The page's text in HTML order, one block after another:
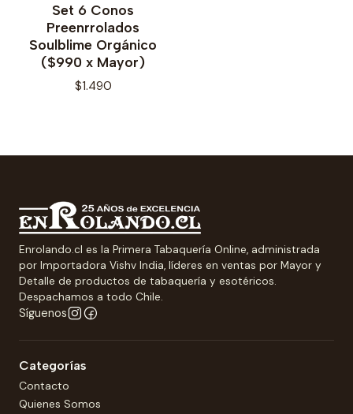
Set 6 Conos
Preenrrolados
Soulblime Orgánico
($990 x Mayor)
$1.490
Enrolando.cl es la Primera Tabaquería Online, administrada
por Importadora Vishv India, líderes en ventas por Mayor y
Detalle de productos de tabaquería y esotéricos.
Despachamos a todo Chile.
Síguenos
Categorías
Contacto
Quienes Somos